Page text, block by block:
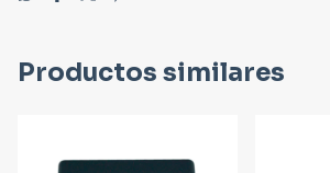
Productos similares